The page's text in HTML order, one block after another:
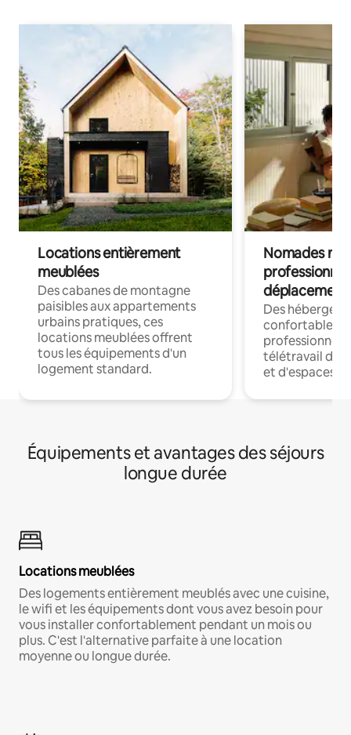
Locations entièrement
meublées
Des cabanes de montagne
paisibles aux appartements
urbains pratiques, ces
locations meublées offrent
tous les équipements d'un
logement standard.
Nomades
déplacement
Des
confortables
professionnels
télétravail
et d'espaces
Équipements et avantages des séjours
longue durée
Locations meublées
Des logements entièrement meublés avec une cuisine,
le wifi et les équipements dont vous avez besoin pour
vous installer confortablement pendant un mois ou
plus. C'est l'alternative parfaite à une location
moyenne ou longue durée.